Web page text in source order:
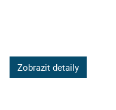
Zobrazit detaily